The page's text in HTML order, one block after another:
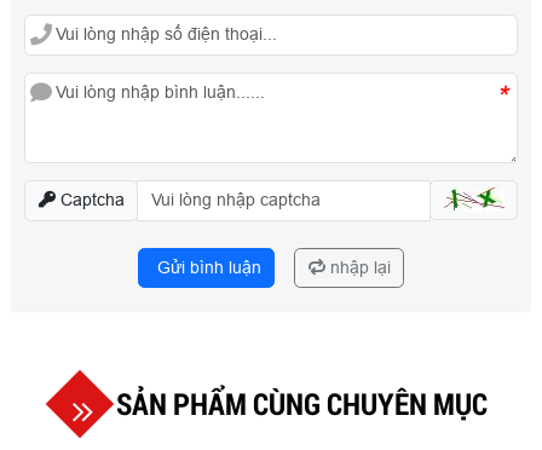
*
Captcha
Gửi bình luận nhập lại
SẢN PHẨM CÙNG CHUYÊN MỤC